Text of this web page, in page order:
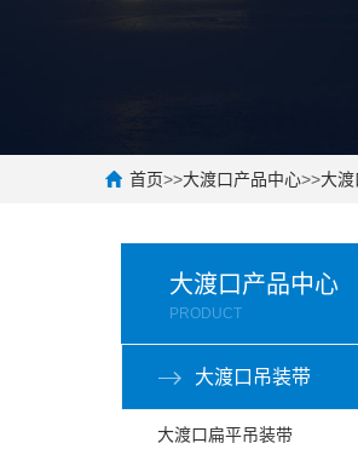
首页>>大渡口产品中心>>大渡
大渡口产品中心
PRODUCT
大渡口吊装带
大渡口扁平吊装带